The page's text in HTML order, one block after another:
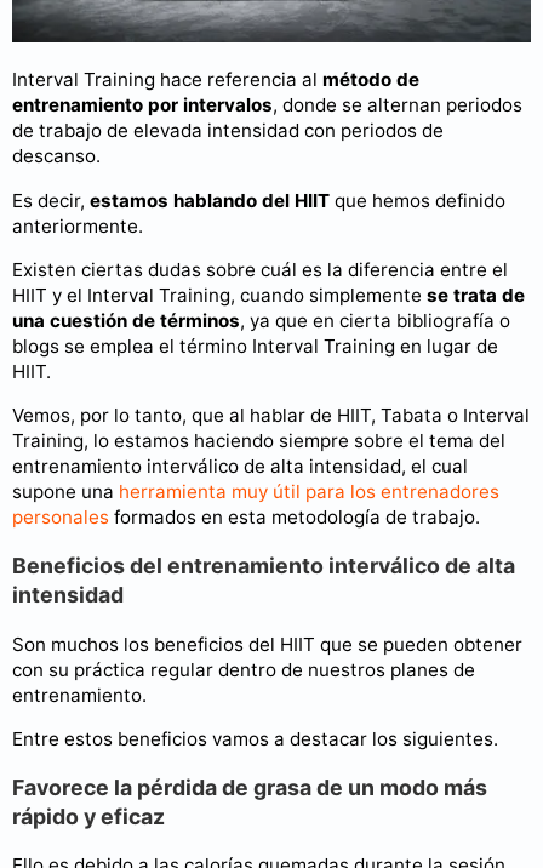
Interval Training hace referencia al método de
entrenamiento por intervalos, donde se alternan periodos
de trabajo de elevada intensidad con periodos de
descanso.
Es decir, estamos hablando del HIIT que hemos definido
anteriormente.
Existen ciertas dudas sobre cuál es la diferencia entre el
HIIT y el Interval Training, cuando simplemente se trata de
una cuestión de términos, ya que en cierta bibliografía o
blogs se emplea el término Interval Training en lugar de
HIIT.
Vemos, por lo tanto, que al hablar de HIIT, Tabata o Interval
Training, lo estamos haciendo siempre sobre el tema del
entrenamiento interválico de alta intensidad, el cual
supone una herramienta muy útil para los entrenadores
personales formados en esta metodología de trabajo.
Beneficios del entrenamiento interválico de alta
intensidad
Son muchos los beneficios del HIIT que se pueden obtener
con su práctica regular dentro de nuestros planes de
entrenamiento.
Entre estos beneficios vamos a destacar los siguientes.
Favorece la pérdida de grasa de un modo más
rápido y eficaz